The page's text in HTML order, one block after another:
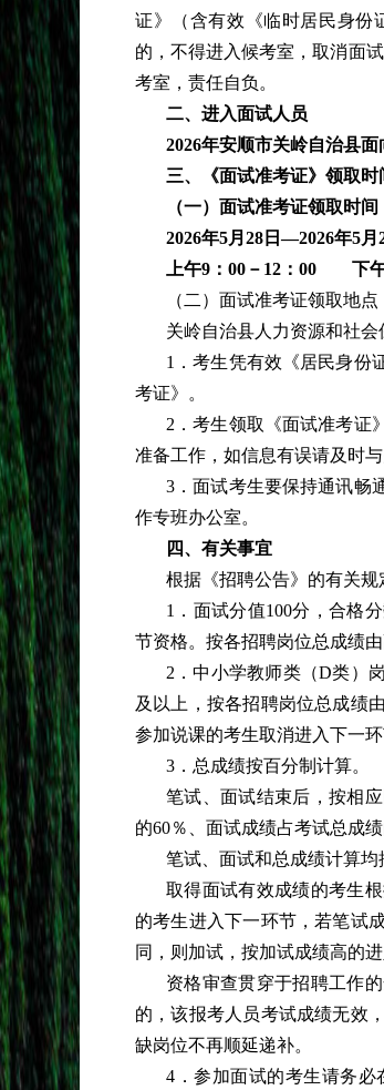
证》（含有效《临时居民身份
的，不得进入候考室，取消面
考室，责任自负。
二、进入面试人员
2026年安顺市关岭自治县
三、《面试准考证》领取时
（一）面试准考证领取时间
2026年5月28日—2026年5月
上午9：00－12：00 下午
（二）面试准考证领取地点
关岭自治县人力资源和社会
1．考生凭有效《居民身份
考证》。
2．考生领取《面试准考证
准备工作，如信息有误请及时
3．面试考生要保持通讯畅
作专班办公室。
四、有关事宜
根据《招聘公告》的有关规
1．面试分值100分，合格
节资格。按各招聘岗位总成绩
2．中小学教师类（D类）
及以上，按各招聘岗位总成绩
参加说课的考生取消进入下一环
3．总成绩按百分制计算。
笔试、面试结束后，按相
的60％、面试成绩占考试总成
笔试、面试和总成绩计算均
取得面试有效成绩的考生
的考生进入下一环节，若笔试
同，则加试，按加试成绩高的
资格审查贯穿于招聘工作
的，该报考人员考试成绩无效
缺岗位不再顺延递补。
4．参加面试的考生请务